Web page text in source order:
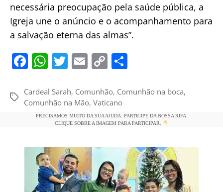
necessária preocupação pela saúde pública, a
Igreja une o anúncio e o acompanhamento para
a salvação eterna das almas”.
F
c
e
b
o
W
at
s
A
p
T
itt
er
E
ai
l
C
p
y
Li
k
ar
e
Tags
Cardeal Sarah, Comunhão, Comunhão na boca,
Comunhão na Mão, Vaticano
PRECISAMOS MUITO DA SUA AJUDA. PARTICIPE DA NOSSA RIFA.
CLIQUE SOBRE A IMAGEM PARA PARTICIPAR.